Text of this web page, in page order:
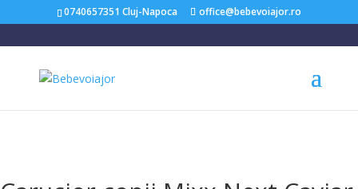
0740657351 Cluj-Napoca office@bebevoiajor.ro
/Carucioare Copii / Carucior copii Mixx Next Caviar – Nuna